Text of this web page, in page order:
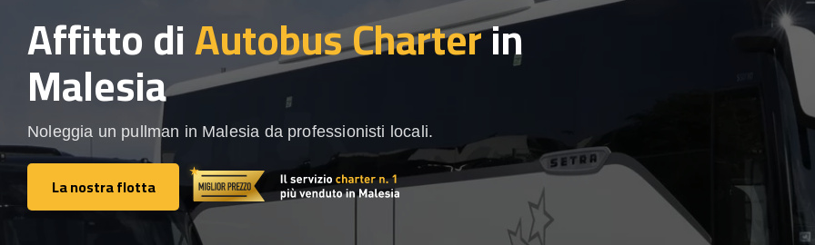
Affitto diAutobus Charterin
Malesia
Noleggia un pullman in Malesia da professionisti locali.
La nostra flotta
La nostra flotta